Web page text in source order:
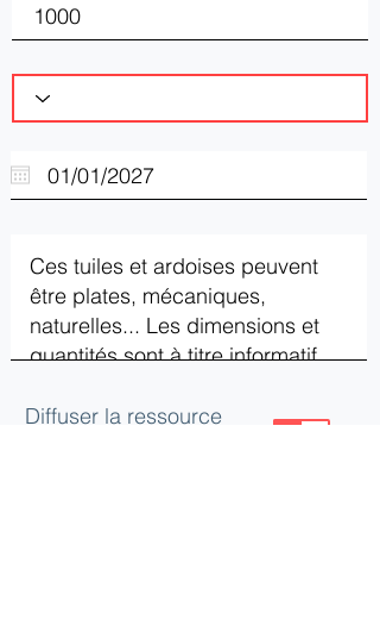
Diffuser la ressource